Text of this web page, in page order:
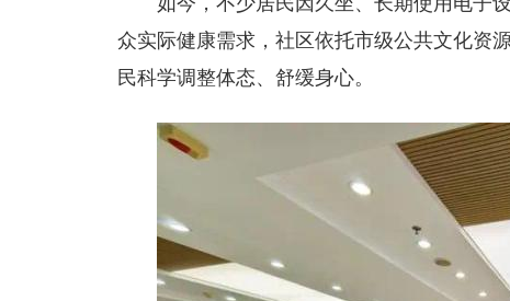
众实际健康需求，社区依托市级公共文化资
民科学调整体态、舒缓身心。